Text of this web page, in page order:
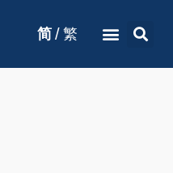
简 / 繁